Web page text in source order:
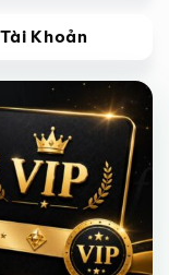
Tài Khoản